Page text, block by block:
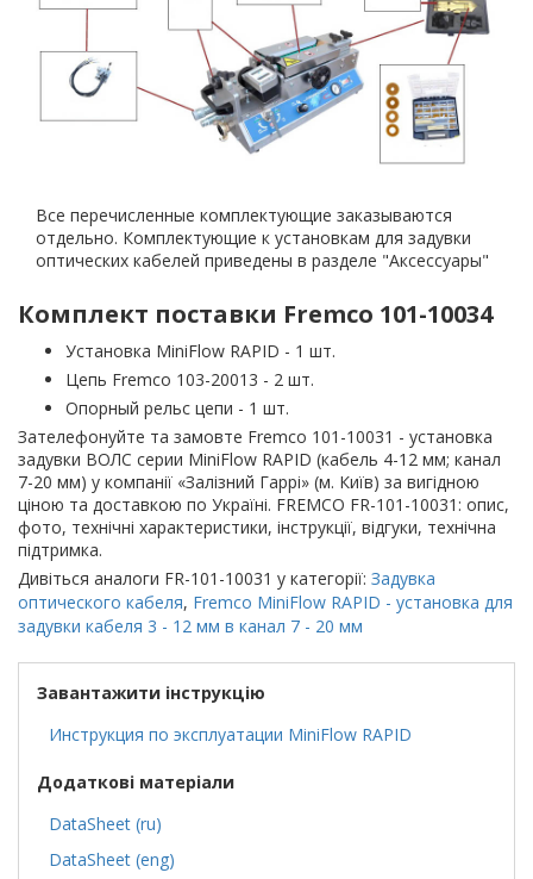
Все перечисленные комплектующие заказываются
отдельно. Комплектующие к установкам для задувки
оптических кабелей приведены в разделе "Аксессуары"
Комплект поставки Fremco 101-10034
Установка MiniFlow RAPID - 1 шт.
Цепь Fremco 103-20013 - 2 шт.
Опорный рельс цепи - 1 шт.
Зателефонуйте та замовте Fremco 101-10031 - установка
задувки ВОЛС серии MiniFlow RAPID (кабель 4-12 мм; канал
7-20 мм) у компанії «Залізний Гаррі» (м. Київ) за вигідною
ціною та доставкою по Україні. FREMCO FR-101-10031: опис,
фото, технічні характеристики, інструкції, відгуки, технічна
підтримка.
Дивіться аналоги FR-101-10031 у категорії: Задувка
оптического кабеля, Fremco MiniFlow RAPID - установка для
задувки кабеля 3 - 12 мм в канал 7 - 20 мм
Завантажити інструкцію
Инструкция по эксплуатации MiniFlow RAPID
Додаткові матеріали
DataSheet (ru)
DataSheet (eng)